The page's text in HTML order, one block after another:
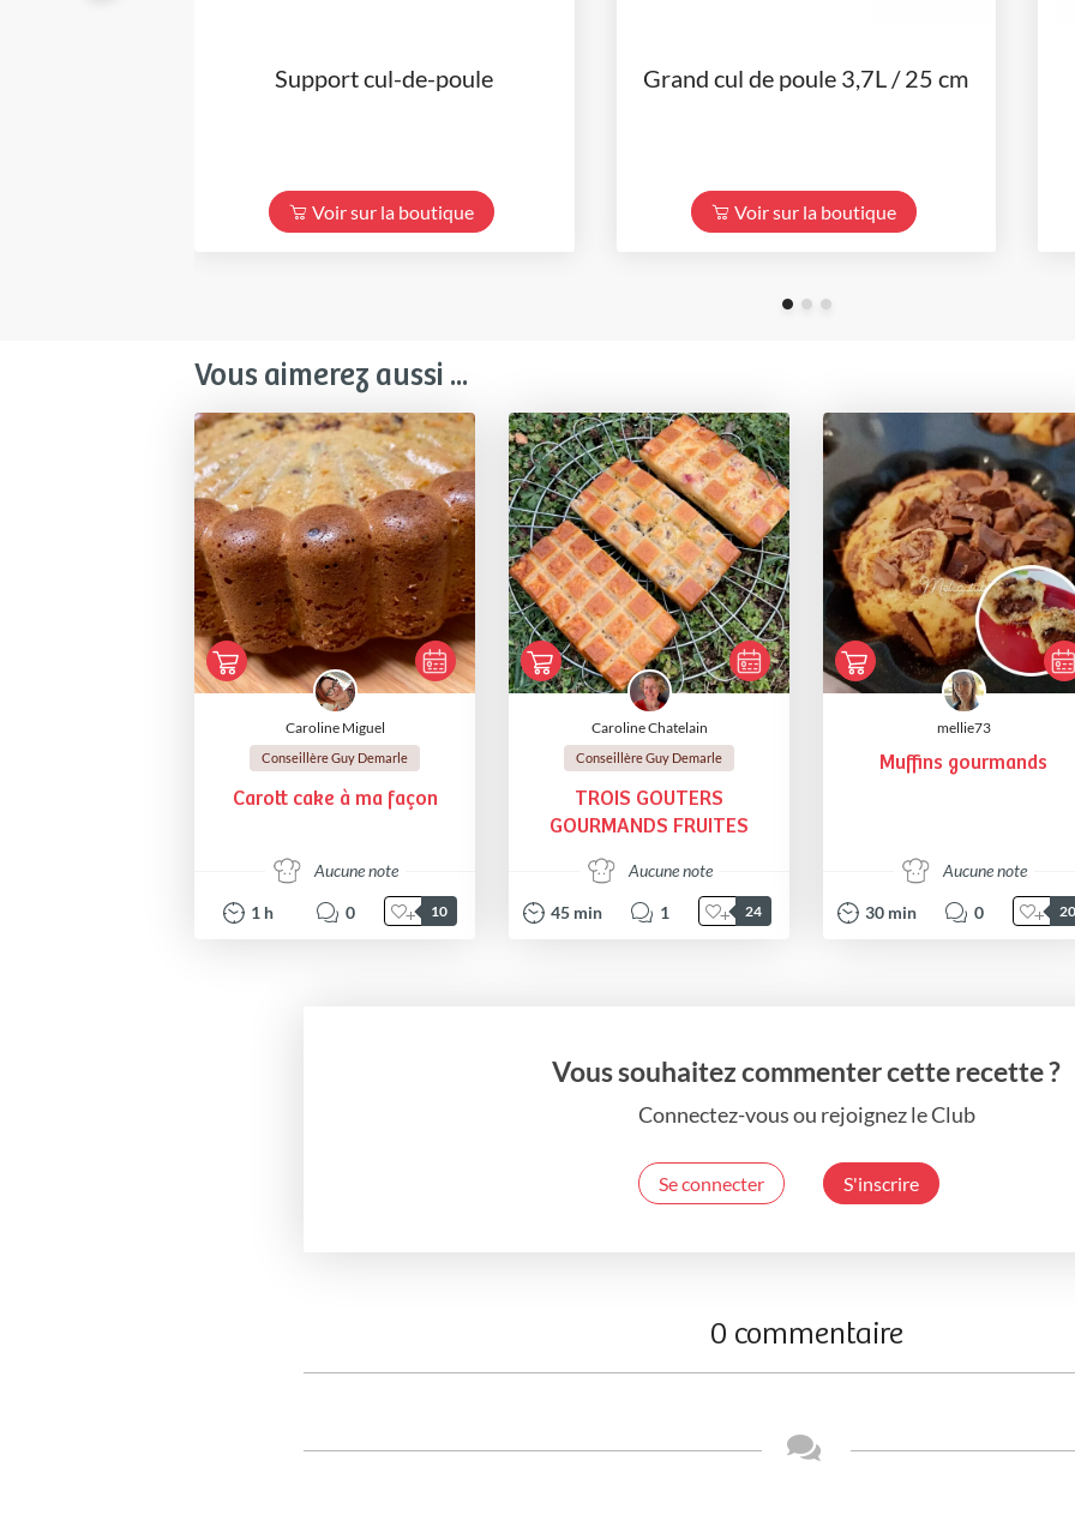
Support cul-de-poule
Voir sur la boutique
Grand cul de poule 3,7L / 25 cm
Voir sur la boutique
Vous aimerez aussi ...
Caroline Miguel
Conseillère Guy Demarle
Carott cake à ma façon
Aucune note
1 h 0 10
Caroline Chatelain
Conseillère Guy Demarle
TROIS GOUTERS
GOURMANDS FRUITES
Aucune note
45 min 1 24
mellie73
Muffins gourmands
Aucune note
30 min 0 20
Vous souhaitez commenter cette recette ?
Connectez-vous ou rejoignez le Club
Se connecter S'inscrire
0 commentaire